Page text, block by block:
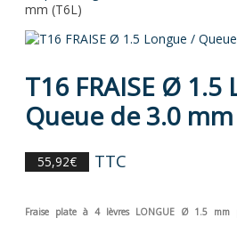
mm (T6L)
T16 FRAISE Ø 1.5
Queue de 3.0 mm
55,92€ TTC
Fraise plate à 4 lèvres LONGUE Ø 1.5 mm